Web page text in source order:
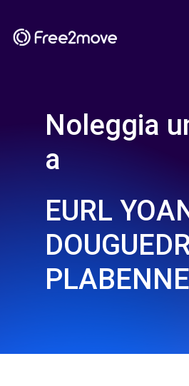
Noleggia
a
EURL